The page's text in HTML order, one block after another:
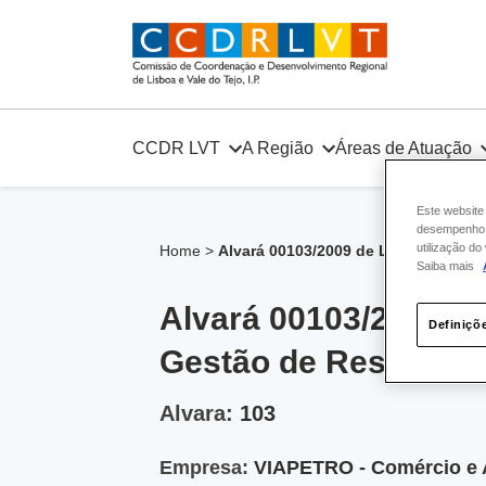
CCDR LVT A Região Áreas de Atuação
Home > Alvará 00103/2009 de Licença para
Alvará 00103/2009
Gestão de Resíduos
Alvara: 103
Empresa: VIAPETRO - Comércio
Este
utilização do
Saiba mais